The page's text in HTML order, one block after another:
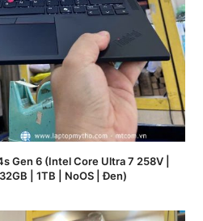
Gen 6 (Intel Core Ultra 7 258V |
| 1TB | NoOS | Đen)